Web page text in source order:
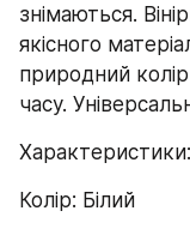
знімаються.
якісного
природний
часу.
Характеристики:
Колір: Білий